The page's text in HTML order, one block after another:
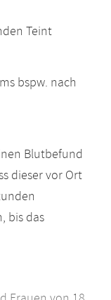
Teint
bspw. nach
Blutbefund
dieser vor Ort
bis das